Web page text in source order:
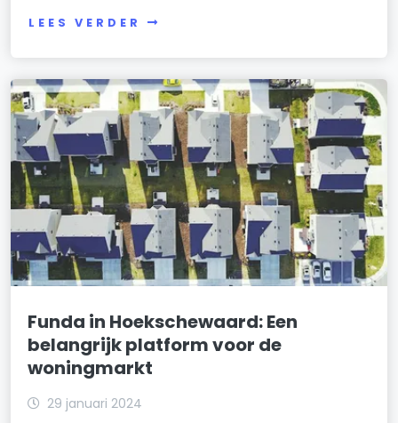
LEES VERDER
Funda in Hoekschewaard: Een
belangrijk platform voor de
woningmarkt
29 januari 2024